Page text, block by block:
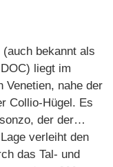
bekannt als
liegt im
Venetien, nahe der
Collio-Hügel. Es
der der
verleiht den
das Tal- und